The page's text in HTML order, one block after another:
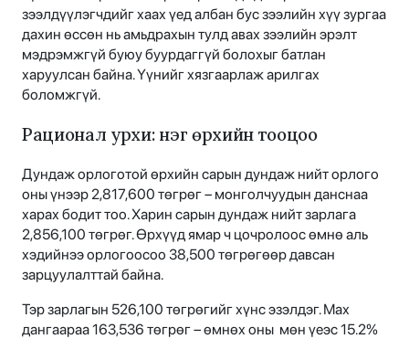
зээлдүүлэгчдийг хаах үед албан бус зээлийн хүү зургаа
дахин өссөн нь амьдрахын тулд авах зээлийн эрэлт
мэдрэмжгүй буюу буурдаггүй болохыг батлан
харуулсан байна. Үүнийг хязгаарлаж арилгах
боломжгүй.
Рационал урхи: нэг өрхийн тооцоо
Дундаж орлоготой өрхийн сарын дундаж нийт орлого
оны үнээр 2,817,600 төгрөг – монголчуудын данснаа
харах бодит тоо. Харин сарын дундаж нийт зарлага
2,856,100 төгрөг. Өрхүүд ямар ч цочролоос өмнө аль
хэдийнээ орлогоосоо 38,500 төгрөгөөр давсан
зарцуулалттай байна.
Тэр зарлагын 526,100 төгрөгийг хүнс эзэлдэг. Мах
дангаараа 163,536 төгрөг – өмнөх оны мөн үеэс 15.2%